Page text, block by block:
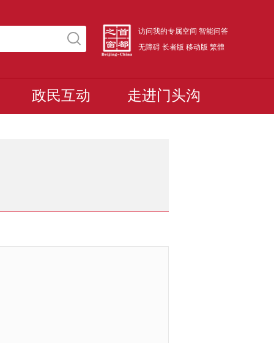
访问我的专属空间 智能问答
无障碍 长者版 移动版 繁體
政民互动 走进门头沟